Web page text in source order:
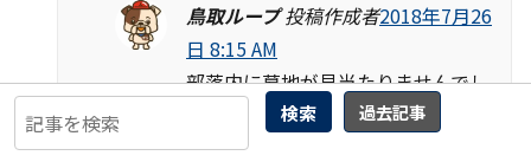
検索 過去記事
鳥取ループ 投稿作成者2018年7月26
日 8:15 AM
部落内に墓地が見当たりませんでし
た。ただ、称名寺に小沢という墓石がいく
つかありました。